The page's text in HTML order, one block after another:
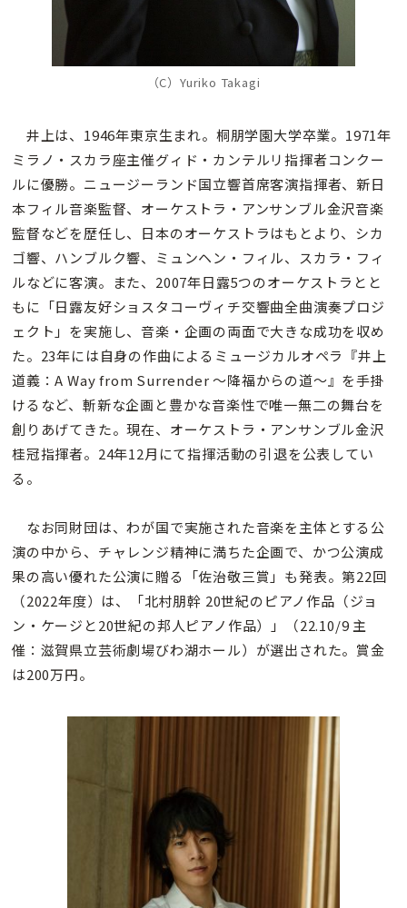
（C）Yuriko Takagi
井上は、1946年東京生まれ。桐朋学園大学卒業。1971年
ミラノ・スカラ座主催グィド・カンテルリ指揮者コンクー
ルに優勝。ニュージーランド国立響首席客演指揮者、新日
本フィル音楽監督、オーケストラ・アンサンブル金沢音楽
監督などを歴任し、日本のオーケストラはもとより、シカ
ゴ響、ハンブルク響、ミュンヘン・フィル、スカラ・フィ
ルなどに客演。また、2007年日露5つのオーケストラとと
もに「日露友好ショスタコーヴィチ交響曲全曲演奏プロジ
ェクト」を実施し、音楽・企画の両面で大きな成功を収め
た。23年には自身の作曲によるミュージカルオペラ『井上
道義：A Way from Surrender 〜降福からの道〜』を手掛
けるなど、斬新な企画と豊かな音楽性で唯一無二の舞台を
創りあげてきた。現在、オーケストラ・アンサンブル金沢
桂冠指揮者。24年12月にて指揮活動の引退を公表してい
る。
なお同財団は、わが国で実施された音楽を主体とする公
演の中から、チャレンジ精神に満ちた企画で、かつ公演成
果の高い優れた公演に贈る「佐治敬三賞」も発表。第22回
（2022年度）は、「北村朋幹 20世紀のピアノ作品（ジョ
ン・ケージと20世紀の邦人ピアノ作品）」（22.10/9 主
催：滋賀県立芸術劇場びわ湖ホール）が選出された。賞金
は200万円。